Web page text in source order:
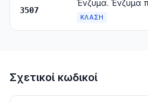
3507
ΚΛΆΣΗ
Σχετικοί κωδικοί